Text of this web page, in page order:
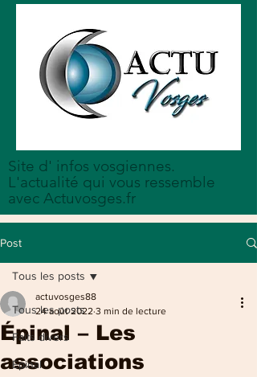
Site d' infos vosgiennes.
L'actualité qui vous ressemble
avec Actuvosges.fr
Post
Tous les posts
Faits divers
Epinal
Tous les posts
Épinal – Les
associations
actuvosges88
24 août 2022 3 min de lecture